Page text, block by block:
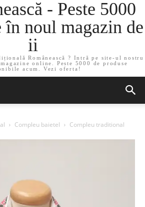
- Peste 5000
în noul magazin de
ii
Românească ? Intră pe site-ul nostru
online. Peste 5000 de produse
acum. Vezi oferta!
Compleu baietel
Compleu traditional